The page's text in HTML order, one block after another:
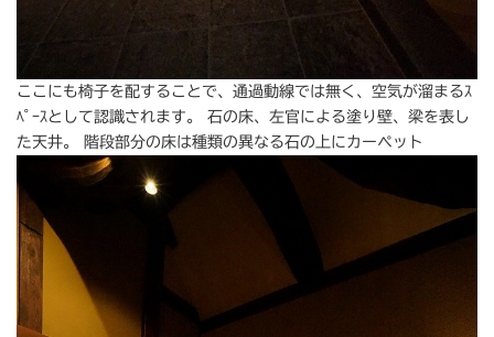
ここにも椅子を配することで、通過動線では無く、空気が溜まるｽ
ﾍﾟｰｽとして認識されます。 石の床、左官による塗り壁、梁を表し
た天井。 階段部分の床は種類の異なる石の上にカーペット